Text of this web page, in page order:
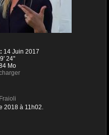
14 Juin 2017
9' 24''
Mo
2018 à 11h02.